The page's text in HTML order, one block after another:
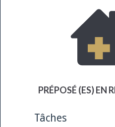
préposée à la
située à
depuis un an. Cet
avec les personnes
beaucoup. J’aime
PRÉPOSÉ (ES) EN
Tâches